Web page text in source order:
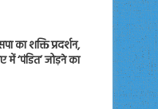
का शक्ति प्रदर्शन,
‘पंडित’ जोड़ने का